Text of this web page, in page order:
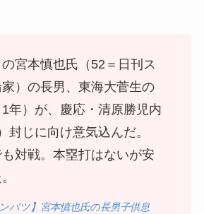
宮本慎也氏（52＝日刊ス
）の長男、東海大菅生の
年）が、慶応・清原勝児内
封じに向け意気込んだ。
対戦。本塁打はないが安
バツ】宮本慎也氏の長男子供息